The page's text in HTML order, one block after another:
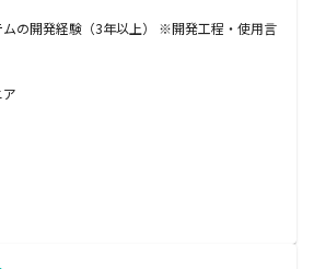
の開発経験（3年以上） ※開発工程・使用言